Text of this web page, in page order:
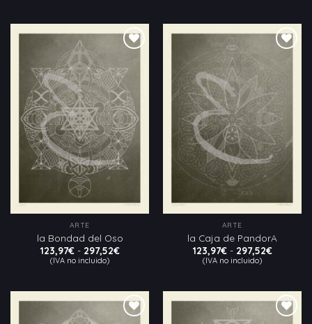
hasta
297,52€
hasta
297,52€
Añadir
a la
lista
de
deseos
ARTE
la Bondad del Oso
123,97€ - 297,52€Rango
hasta
297,52€
(IVA no incluido)
a la
de
deseos
ARTE
la Caja de PandorA
123,97€ - 297,52€Rango
hasta
297,52€
(IVA no incluido)